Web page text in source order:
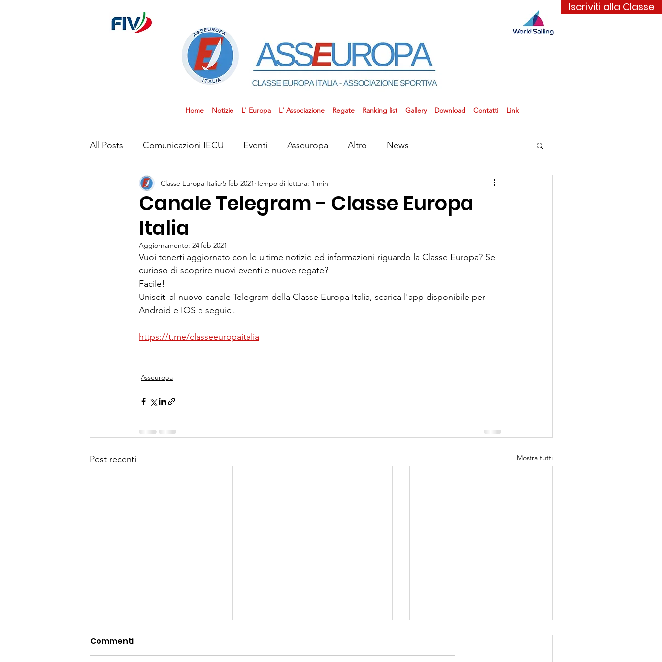
Iscriviti alla Classe
Home Notizie L' Europa L' Associazione Regate Ranking list Gallery Download Contatti Link
All Posts Comunicazioni IECU Eventi Asseuropa Altro News
Canale Telegram - Classe Europa
Italia
Classe Europa Italia 5 feb 2021 Tempo di lettura: 1 min
Aggiornamento: 24 feb 2021
Vuoi tenerti aggiornato con le ultime notizie ed informazioni riguardo la Classe Europa? Sei
curioso di scoprire nuovi eventi e nuove regate?
Facile!
Unisciti al nuovo canale Telegram della Classe Europa Italia, scarica l'app disponibile per
Android e IOS e seguici.
https://t.me/classeeuropaitalia
Asseuropa
Post recenti Mostra tutti
Commenti